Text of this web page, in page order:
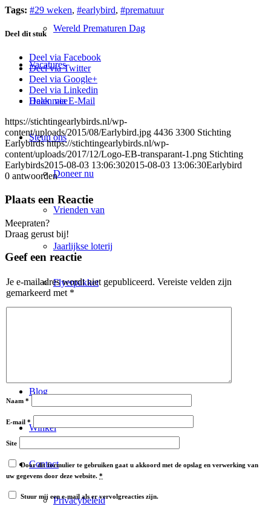
Wereld Prematuren Dag
Vacatures
Haak mee
Steun ons
Doneer nu
Vrienden van
Jaarlijkse loterij
Flyerpakket
Blog
Winkel
Contact
Privacybeleid
Tags: #29 weken, #earlybird, #prematuur
Deel dit stuk
Deel via Facebook
Deel via Twitter
Deel via Google+
Deel via Linkedin
Delen via E-Mail
https://stichtingearlybirds.nl/wp-
content/uploads/2015/08/Earlybird.jpg 4436 3300 Stichting
Earlybirds https://stichtingearlybirds.nl/wp-
content/uploads/2017/12/Logo-EB-transparant-1.png Stichting
Earlybirds2015-08-03 13:06:302015-08-03 13:06:30Earlybird
0 antwoorden
Plaats een Reactie
Meepraten?
Draag gerust bij!
Geef een reactie
Je e-mailadres wordt niet gepubliceerd. Vereiste velden zijn
gemarkeerd met *
Naam *
E-mail *
Site
Door dit formulier te gebruiken gaat u akkoord met de opslag en verwerking van
uw gegevens door deze website. *
Stuur mij een e-mail als er vervolgreacties zijn.